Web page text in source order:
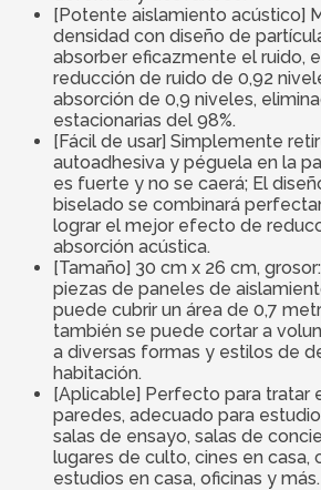
[Potente aislamiento acústico]
densidad con diseño de
absorber eficazmente el ruido,
reducción de ruido de 0,92
absorción de 0,9 niveles,
estacionarias del 98%.
[Fácil de usar] Simplemente
autoadhesiva y péguela en la
es fuerte y no se caerá; El
biselado se combinará
lograr el mejor efecto de
absorción acústica.
[Tamaño] 30 cm x 26 cm,
piezas de paneles de
puede cubrir un área de 0,7
también se puede cortar a
a diversas formas y estilos de
habitación.
[Aplicable] Perfecto para tratar
paredes, adecuado para
salas de ensayo, salas de
lugares de culto, cines en casa,
estudios en casa, oficinas y más.